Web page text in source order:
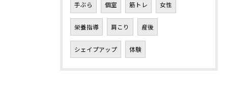
手ぶら 個室 筋トレ 女性
栄養指導 肩こり 産後
シェイプアップ 体験